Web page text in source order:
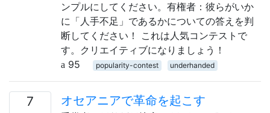
ンプルにしてください。有権者：彼らがいか
に「人手不足」であるかについての答えを判
断してください！ これは人気コンテストで
す。クリエイティブになりましょう！
95
popularity-contest underhanded
7 オセアニアで革命を起こす